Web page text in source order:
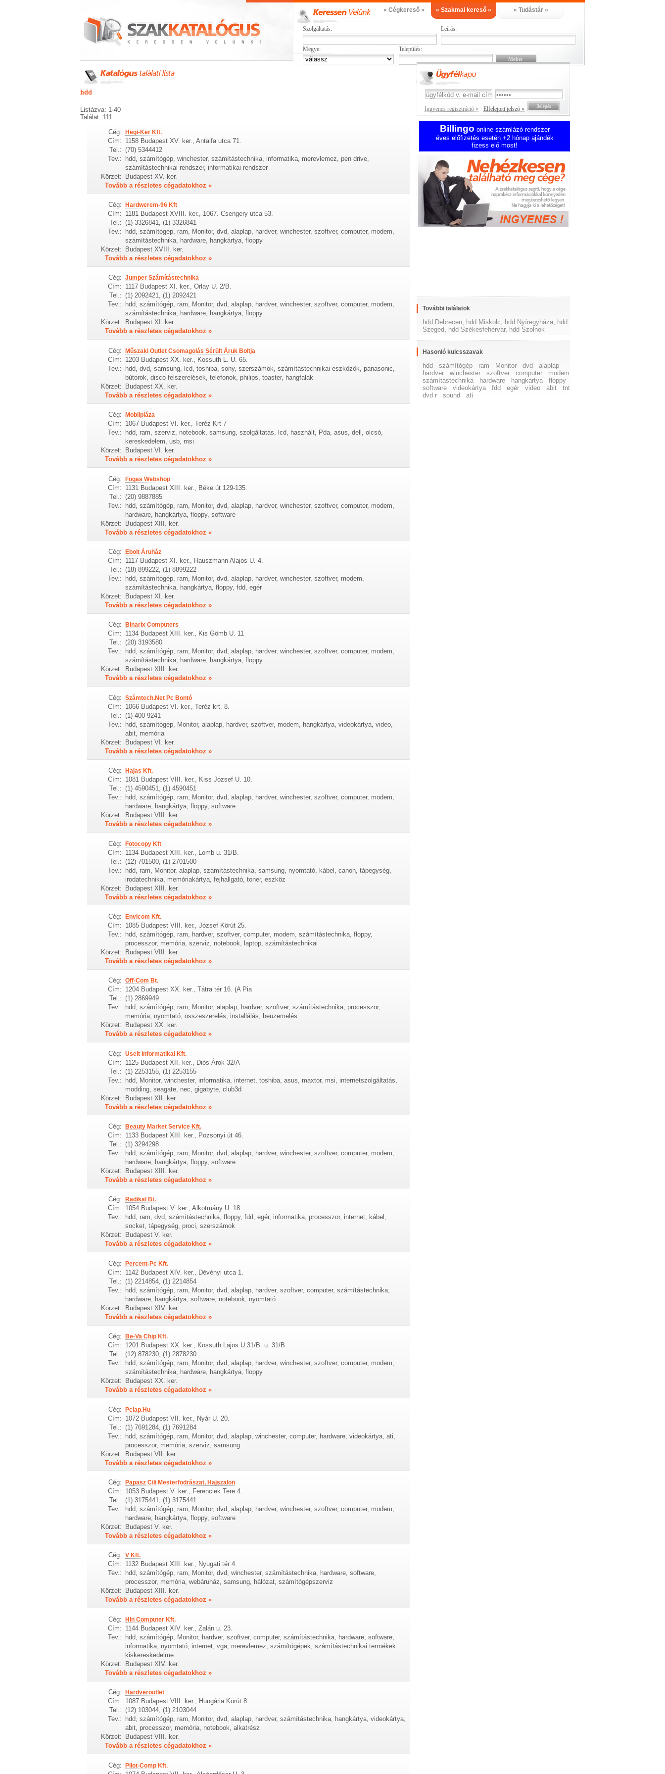
« Cégkereső » « Szakmai kereső » « Tudástár »
Szolgáltatás: Leírás:
Megye: Település:
hdd
Listázva: 1-40
Találat: 111
Cég: Hegi-Ker Kft.
Cím: 1158 Budapest XV. ker., Antalfa utca 71.
Tel.: (70) 5344412
Tev.: hdd, számítógép, winchester, számítástechnika, informatika, merevlemez, pen drive,
számítástechnikai rendszer, informatikai rendszer
Körzet: Budapest XV. ker.
Tovább a részletes cégadatokhoz »
Cég: Hardwerem-96 Kft
Cím: 1181 Budapest XVIII. ker., 1067. Csengery utca 53.
Tel.: (1) 3326841, (1) 3326841
Tev.:
hdd, számítógép, ram, Monitor, dvd, alaplap, hardver, winchester, szoftver, computer, modem,
számítástechnika, hardware, hangkártya, floppy
Körzet:
Budapest XVIII. ker.
Tovább a részletes cégadatokhoz »
Cég: Jumper Számítástechnika
Cím: 1117 Budapest XI. ker., Orlay U. 2/B.
Tel.: (1) 2092421, (1) 2092421
Tev.:
hdd, számítógép, ram, Monitor, dvd, alaplap, hardver, winchester, szoftver, computer, modem,
számítástechnika, hardware, hangkártya, floppy
Körzet:
Budapest XI. ker.
Tovább a részletes cégadatokhoz »
Cég: Műszaki Outlet Csomagolás Sérült Áruk Boltja
Cím: 1203 Budapest XX. ker., Kossuth L. U. 65.
Tev.:
hdd, dvd, samsung, lcd, toshiba, sony, szerszámok, számítástechnikai eszközök, panasonic,
bútorok, disco felszerelések, telefonok, philips, toaster, hangfalak
Körzet:
Budapest XX. ker.
Tovább a részletes cégadatokhoz »
Cég: Mobilpláza
Cím: 1067 Budapest VI. ker., Teréz Krt 7
Tev.:
hdd, ram, szerviz, notebook, samsung, szolgáltatás, lcd, használt, Pda, asus, dell, olcsó,
kereskedelem, usb, msi
Körzet:
Budapest VI. ker.
Tovább a részletes cégadatokhoz »
Cég: Fogas Webshop
Cím: 1131 Budapest XIII. ker., Béke út 129-135.
Tel.: (20) 9887885
Tev.: hdd, számítógép, ram, Monitor, dvd, alaplap, hardver, winchester, szoftver, computer, modem,
hardware, hangkártya, floppy, software
Körzet: Budapest XIII. ker.
Tovább a részletes cégadatokhoz »
Cég: Ebolt Áruház
Cím: 1117 Budapest XI. ker., Hauszmann Alajos U. 4.
Tel.: (18) 899222, (1) 8899222
Tev.:
hdd, számítógép, ram, Monitor, dvd, alaplap, hardver, winchester, szoftver, modem,
számítástechnika, hangkártya, floppy, fdd, egér
Körzet:
Budapest XI. ker.
Tovább a részletes cégadatokhoz »
Cég: Binarix Computers
Cím: 1134 Budapest XIII. ker., Kis Gömb U. 11
Tel.: (20) 3193580
Tev.:
hdd, számítógép, ram, Monitor, dvd, alaplap, hardver, winchester, szoftver, computer, modem,
számítástechnika, hardware, hangkártya, floppy
Körzet:
Budapest XIII. ker.
Tovább a részletes cégadatokhoz »
Cég: Számtech.Net Pc Bontó
Cím: 1066 Budapest VI. ker., Teréz krt. 8.
Tel.: (1) 400 9241
Tev.: hdd, számítógép, Monitor, alaplap, hardver, szoftver, modem, hangkártya, videokártya, video,
abit, memória
Körzet: Budapest VI. ker.
Tovább a részletes cégadatokhoz »
Cég: Hajas Kft.
Cím: 1081 Budapest VIII. ker., Kiss József U. 10.
Tel.: (1) 4590451, (1) 4590451
Tev.:
hdd, számítógép, ram, Monitor, dvd, alaplap, hardver, winchester, szoftver, computer, modem,
hardware, hangkártya, floppy, software
Körzet:
Budapest VIII. ker.
Tovább a részletes cégadatokhoz »
Cég: Fotocopy Kft
Cím: 1134 Budapest XIII. ker., Lomb u. 31/B.
Tel.: (12) 701500, (1) 2701500
Tev.: hdd, ram, Monitor, alaplap, számítástechnika, samsung, nyomtató, kábel, canon, tápegység,
irodatechnika, memóriakártya, fejhallgató, toner, eszköz
Körzet: Budapest XIII. ker.
Tovább a részletes cégadatokhoz »
Cég: Envicom Kft.
Cím: 1085 Budapest VIII. ker., József Körút 25.
Tev.:
hdd, számítógép, ram, hardver, szoftver, computer, modem, számítástechnika, floppy,
processzor, memória, szerviz, notebook, laptop, számítástechnikai
Körzet:
Budapest VIII. ker.
Tovább a részletes cégadatokhoz »
Cég: Off-Com Bt.
Cím: 1204 Budapest XX. ker., Tátra tér 16. (A Pia
Tel.: (1) 2869949
Tev.:
hdd, számítógép, ram, Monitor, alaplap, hardver, szoftver, számítástechnika, processzor,
memória, nyomtató, összeszerelés, installálás, beüzemelés
Körzet:
Budapest XX. ker.
Tovább a részletes cégadatokhoz »
Cég: Useit Informatikai Kft.
Cím: 1125 Budapest XII. ker., Diós Árok 32/A
Tel.: (1) 2253155, (1) 2253155
Tev.: hdd, Monitor, winchester, informatika, internet, toshiba, asus, maxtor, msi, internetszolgáltatás,
modding, seagate, nec, gigabyte, club3d
Körzet: Budapest XII. ker.
Tovább a részletes cégadatokhoz »
Cég: Beauty Market Service Kft.
Cím: 1133 Budapest XIII. ker., Pozsonyi út 46.
Tel.: (1) 3294298
Tev.:
hdd, számítógép, ram, Monitor, dvd, alaplap, hardver, winchester, szoftver, computer, modem,
hardware, hangkártya, floppy, software
Körzet:
Budapest XIII. ker.
Tovább a részletes cégadatokhoz »
Cég: Radikal Bt.
Cím: 1054 Budapest V. ker., Alkotmány U. 18
Tev.:
hdd, ram, dvd, számítástechnika, floppy, fdd, egér, informatika, processzor, internet, kábel,
socket, tápegység, proci, szerszámok
Körzet:
Budapest V. ker.
Tovább a részletes cégadatokhoz »
Cég: Percent-Pc Kft.
Cím: 1142 Budapest XIV. ker., Dévényi utca 1.
Tel.: (1) 2214854, (1) 2214854
Tev.:
hdd, számítógép, ram, Monitor, dvd, alaplap, hardver, szoftver, computer, számítástechnika,
hardware, hangkártya, software, notebook, nyomtató
Körzet:
Budapest XIV. ker.
Tovább a részletes cégadatokhoz »
Cég: Be-Va Chip Kft.
Cím: 1201 Budapest XX. ker., Kossuth Lajos U.31/B. u. 31/B
Tel.: (12) 878230, (1) 2878230
Tev.:
hdd, számítógép, ram, Monitor, dvd, alaplap, hardver, winchester, szoftver, computer, modem,
számítástechnika, hardware, hangkártya, floppy
Körzet:
Budapest XX. ker.
Tovább a részletes cégadatokhoz »
Cég: Pclap.Hu
Cím: 1072 Budapest VII. ker., Nyár U. 20.
Tel.: (1) 7691284, (1) 7691284
Tev.: hdd, számítógép, ram, Monitor, dvd, alaplap, winchester, computer, hardware, videokártya, ati,
processzor, memória, szerviz, samsung
Körzet: Budapest VII. ker.
Tovább a részletes cégadatokhoz »
Cég: Papasz Cili Mesterfodrászat, Hajszalon
Cím: 1053 Budapest V. ker., Ferenciek Tere 4.
Tel.: (1) 3175441, (1) 3175441
Tev.:
hdd, számítógép, ram, Monitor, dvd, alaplap, hardver, winchester, szoftver, computer, modem,
hardware, hangkártya, floppy, software
Körzet:
Budapest V. ker.
Tovább a részletes cégadatokhoz »
Cég: V Kft.
Cím: 1132 Budapest XIII. ker., Nyugati tér 4.
Tev.:
hdd, számítógép, ram, Monitor, dvd, winchester, számítástechnika, hardware, software,
processzor, memória, webáruház, samsung, hálózat, számítógépszerviz
Körzet:
Budapest XIII. ker.
Tovább a részletes cégadatokhoz »
Cég: Hln Computer Kft.
Cím: 1144 Budapest XIV. ker., Zalán u. 23.
Tev.:
hdd, számítógép, Monitor, hardver, szoftver, computer, számítástechnika, hardware, software,
informatika, nyomtató, internet, vga, merevlemez, számítógépek, számítástechnikai termékek
kiskereskedelme
Körzet:
Budapest XIV. ker.
Tovább a részletes cégadatokhoz »
Cég: Hardveroutlet
Cím: 1087 Budapest VIII. ker., Hungária Körút 8.
Tel.: (12) 103044, (1) 2103044
Tev.:
hdd, számítógép, ram, Monitor, dvd, alaplap, hardver, számítástechnika, hangkártya, videokártya,
abit, processzor, memória, notebook, alkatrész
Körzet:
Budapest VIII. ker.
Tovább a részletes cégadatokhoz »
Cég: Pilot-Comp Kft.
Ingyenes regisztráció » Elfelejtett jelszó »
Billingo online számlázó rendszer
éves előfizetés esetén +2 hónap ajándék
fizess elő most!
További találatok
hdd Debrecen, hdd Miskolc, hdd Nyíregyháza, hdd
Szeged, hdd Székesfehérvár, hdd Szolnok
Hasonló kulcsszavak
hdd számítógép ram Monitor dvd
alaplap
hardver
winchester szoftver computer
modem
számítástechnika
hardware hangkártya
floppy
software
videokártya fdd egér video abit
tnt
dvd r
sound ati